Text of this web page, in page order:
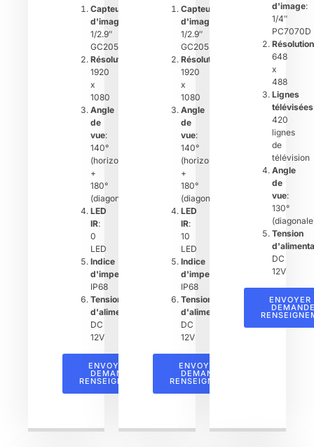
Capteur
d'image
1/2.9″
GC2053
Résolution
1920
x
1080
Angle
de
vue:
140°
(horizontal)
+
180°
(diagonal)
LED
IR:
0
LED
Indice
d'imperméabilité
IP68
Tension
d'alimentation
DC
12V
ENVOYER UNE
DEMANDE DE
RENSEIGNEMENTS
Capteur
d'image
1/2.9″
GC2053
Résolution
1920
x
1080
Angle
de
vue:
140°
(horizontal)
+
180°
(diagonal)
LED
IR:
10
LED
Indice
d'imperméabilité
IP68
Tension
d'alimentation
DC
12V
ENVOYER UNE
DEMANDE DE
RENSEIGNEMENTS
d'image:
1/4″
PC7070D
Résolution
648
x
488
Lignes
télévisées
420
lignes
de
télévision
Angle
de
vue:
130°
Tension
DC
12V
ENVOYER